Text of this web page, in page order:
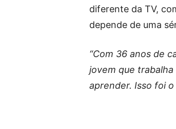
diferente da TV,
depende de uma
“Com 36 anos de
jovem que
aprender. Isso foi